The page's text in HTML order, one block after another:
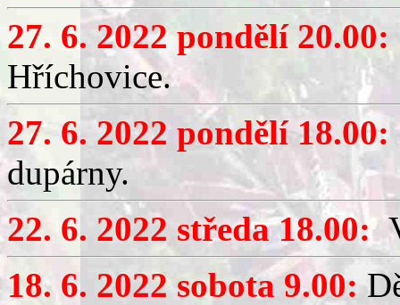
27. 6. 2022 pondělí 20.00:
Hříchovice.
27. 6. 2022 pondělí 18.00:
dupárny.
22. 6. 2022 středa 18.00:
18. 6. 2022 sobota 9.00: